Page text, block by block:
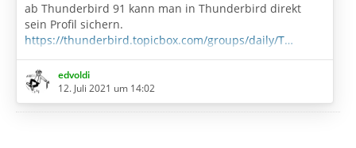
ab Thunderbird 91 kann man in Thunderbird direkt
sein Profil sichern.
https://thunderbird.topicbox.com/groups/daily/T…
derbird-profile
Mein Test mit der Version vom 11.07.2021 starte, bleibt
aber bei bei ca 95% stehen.
edvoldi
12. Juli 2021 um 14:02